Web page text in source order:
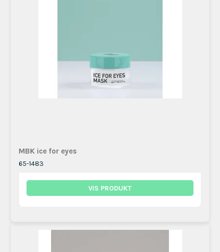
MBK ice for eyes
65-1483
VIS PRODUKT